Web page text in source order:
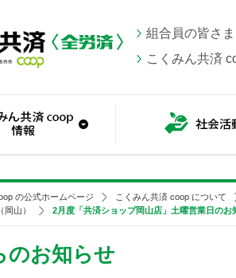
組合員の皆さま
こくみん共済
の公式ホームページ こくみん共済 coop について
山）
2月度「共済ショップ岡山店」土曜営業日のお
のお知らせ